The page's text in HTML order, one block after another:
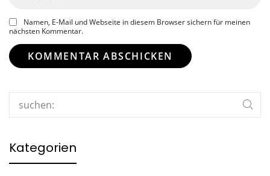
Namen, E-Mail und Webseite in diesem Browser sichern für meinen
nächsten Kommentar.
Search
Kategorien